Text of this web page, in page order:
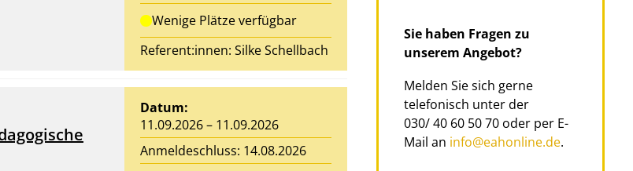
Wenige Plätze verfügbar
Referent:innen: Silke Schellbach
Datum:
11.09.2026 – 11.09.2026
Anmeldeschluss: 14.08.2026
Sie haben Fragen zu
unserem Angebot?
Melden Sie sich gerne
telefonisch unter der
030/ 40 60 50 70 oder per E-
Mail an info@eahonline.de.